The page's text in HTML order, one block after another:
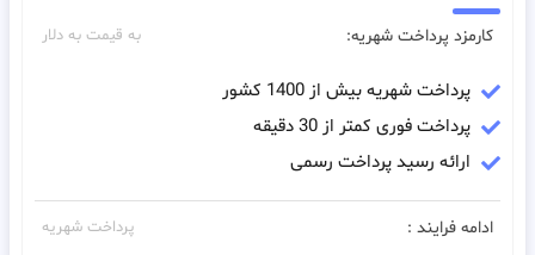
کارمزد پرداخت شهریه: به قیمت به دلار
پرداخت شهریه بیش از 1400 کشور
پرداخت فوری کمتر از 30 دقیقه
ارائه رسید پرداخت رسمی
ادامه فرایند : پرداخت شهریه